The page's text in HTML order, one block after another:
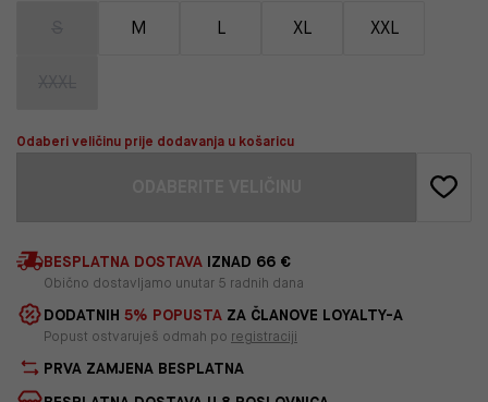
M L XL XXL
Odaberi veličinu prije dodavanja u košaricu
BESPLATNA DOSTAVA IZNAD 66 €
Obično dostavljamo unutar 5 radnih dana
DODATNIH 5% POPUSTA ZA ČLANOVE LOYALTY-A
Popust ostvaruješ odmah po registraciji
PRVA ZAMJENA BESPLATNA